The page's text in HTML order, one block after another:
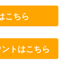
こちら
トはこちら